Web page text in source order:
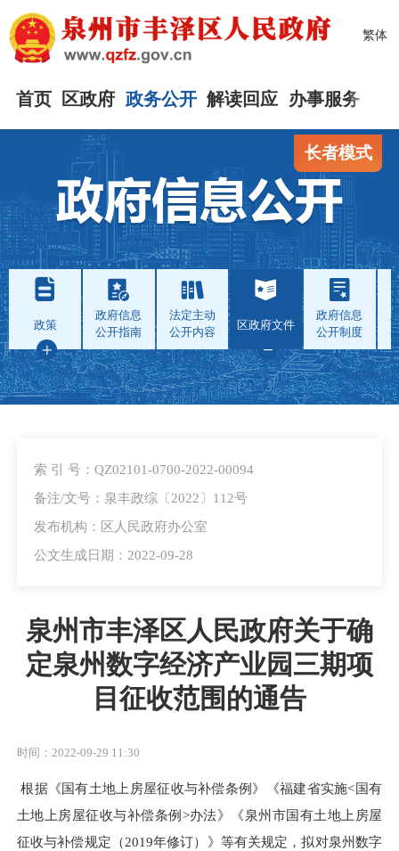
繁体
首页 区政府 政务公开 解读回应 办事服务
长者模式
政策
政府信息
公开指南
法定主动
公开内容
区政府文件
政府信息
公开制度
索 引 号：QZ02101-0700-2022-00094
备注/文号：泉丰政综〔2022〕112号
发布机构：区人民政府办公室
公文生成日期：2022-09-28
泉州市丰泽区人民政府关于确
定泉州数字经济产业园三期项
目征收范围的通告
时间：2022-09-29 11:30
根据《国有土地上房屋征收与补偿条例》《福建省实施<国有
土地上房屋征收与补偿条例>办法》《泉州市国有土地上房屋
征收与补偿规定 （2019年修订） 》等有关规定，拟对泉州数字